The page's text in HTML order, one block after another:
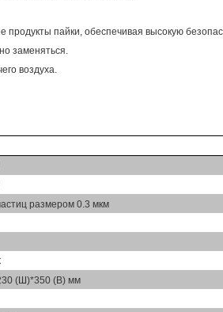
пайки, обеспечивая высокую
заменяться.
воздуха.
размером 0.3 мкм
(Ш)*350 (В) мм